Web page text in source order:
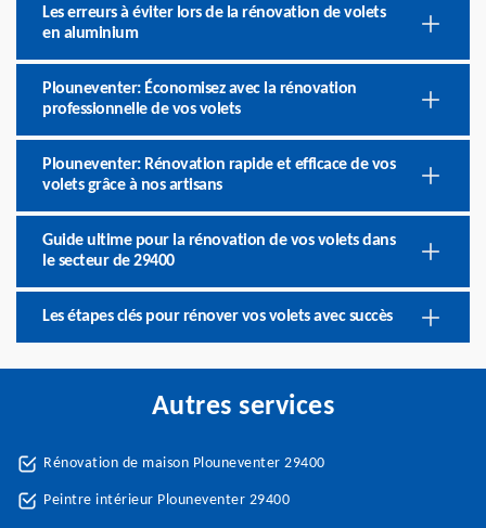
Les erreurs à éviter lors de la rénovation de volets
en aluminium
Plouneventer: Économisez avec la rénovation
professionnelle de vos volets
Plouneventer: Rénovation rapide et efficace de vos
volets grâce à nos artisans
Guide ultime pour la rénovation de vos volets dans
le secteur de 29400
Les étapes clés pour rénover vos volets avec succès
Autres services
Rénovation de maison Plouneventer 29400
Peintre intérieur Plouneventer 29400